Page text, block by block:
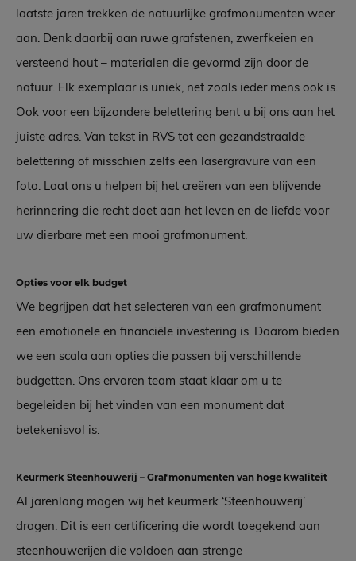
laatste jaren trekken de natuurlijke grafmonumenten weer
aan. Denk daarbij aan ruwe grafstenen, zwerfkeien en
versteend hout – materialen die gevormd zijn door de
natuur. Elk exemplaar is uniek, net zoals ieder mens ook is.
Ook voor een bijzondere belettering bent u bij ons aan het
juiste adres. Van tekst in RVS tot een gezandstraalde
belettering of misschien zelfs een lasergravure van een
foto. Laat ons u helpen bij het creëren van een blijvende
herinnering die recht doet aan het leven en de liefde voor
uw dierbare met een mooi grafmonument.
Opties voor elk budget
We begrijpen dat het selecteren van een grafmonument
een emotionele en financiële investering is. Daarom bieden
we een scala aan opties die passen bij verschillende
budgetten. Ons ervaren team staat klaar om u te
begeleiden bij het vinden van een monument dat
betekenisvol is.
Keurmerk Steenhouwerij – Grafmonumenten van hoge kwaliteit
Al jarenlang mogen wij het keurmerk ‘Steenhouwerij’
dragen. Dit is een certificering die wordt toegekend aan
steenhouwerijen die voldoen aan strenge